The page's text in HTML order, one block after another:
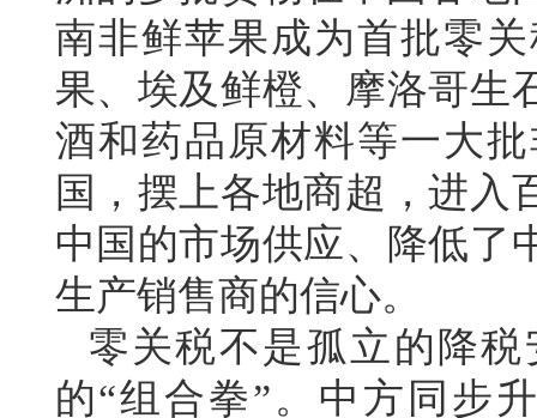
南非鲜苹果成为首批零
果、埃及鲜橙、摩洛哥生
酒和药品原材料等一大
国，摆上各地商超，进入
中国的市场供应、降低了
生产销售商的信心。
零关税不是孤立的降
的“组合拳”。中方同步